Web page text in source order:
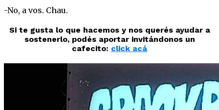
-No, a vos. Chau.
Si te gusta lo que hacemos y nos querés ayudar a
sostenerlo, podés aportar invitándonos un
cafecito: click acá